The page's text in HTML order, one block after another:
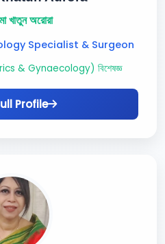
খাতুন অরোরা
Specialist & Surgeon
& Gynaecology) বিশেষজ্ঞ
Profile